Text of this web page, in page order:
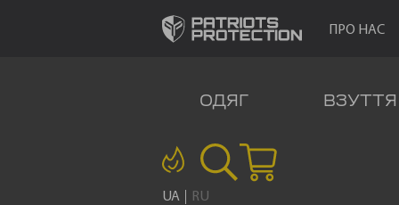
ПРО НАС
ОДЯГ ВЗУТТЯ
UA RU